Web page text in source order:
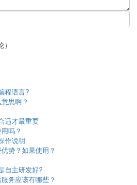
程语言?
思啊？
适才最重要
吗？
作说明
势？如果使用？
自主研发好?
务应该有哪些？